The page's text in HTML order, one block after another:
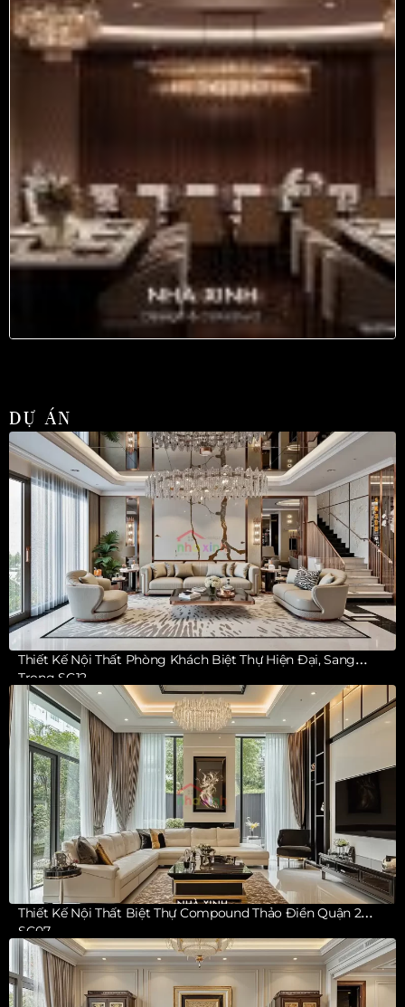
DỰ ÁN
Thiết Kế Nội Thất Phòng Khách Biệt Thự Hiện Đại, Sang
Trọng SG12
Thiết Kế Nội Thất Biệt Thự Compound Thảo Điền Quận 2
SG07